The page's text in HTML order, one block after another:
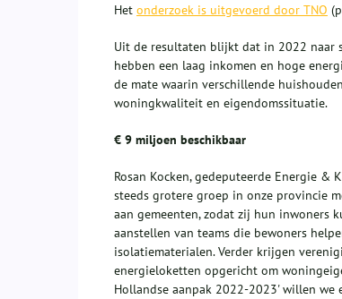
Het onderzoek is uitgevoerd door TNO
Uit de resultaten blijkt dat in 2022 naar
hebben een laag inkomen en hoge
de mate waarin verschillende
woningkwaliteit en eigendomssituatie.
€ 9 miljoen beschikbaar
Rosan Kocken, gedeputeerde Energie
steeds grotere groep in onze provincie
aan gemeenten, zodat zij hun inwoners
aanstellen van teams die bewoners
isolatiematerialen. Verder krijgen
energieloketten opgericht om
Hollandse aanpak 2022-2023' willen we